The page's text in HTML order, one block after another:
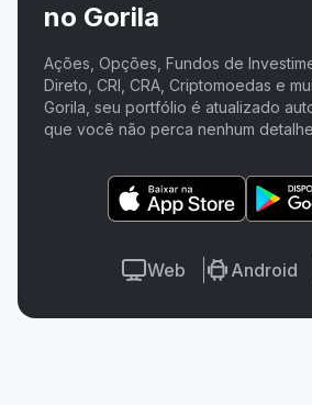
no Gorila
Ações, Opções, Fundos de
Direto, CRI, CRA, Criptomoedas e
Gorila, seu portfólio é atualizado
que você não perca nenhum
Web Android